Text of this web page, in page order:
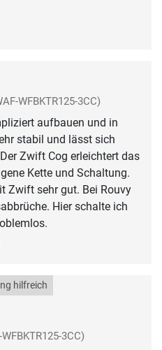
WFBKTR125-3CC)
aufbauen und in
stabil und lässt sich
Zwift Cog erleichtert das
Kette und Schaltung.
Zwift sehr gut. Bei Rouvy
Hier schalte ich
hilfreich
3CC)